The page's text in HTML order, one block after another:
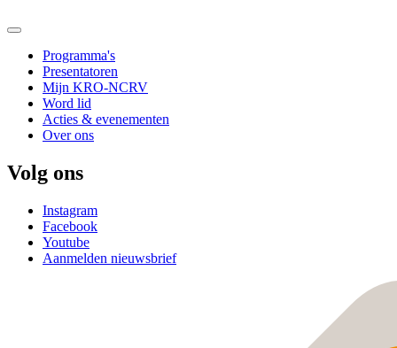
Programma's
Presentatoren
Mijn KRO-NCRV
Word lid
Acties & evenementen
Over ons
Volg ons
Instagram
Facebook
Youtube
Aanmelden nieuwsbrief